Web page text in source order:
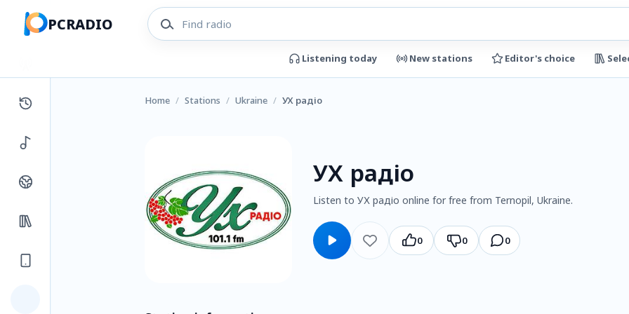
PCRADIO
Listening today New stations Editor's choice
Home / Stations / Ukraine / УХ радіо
УХ радіо
Listen to УХ радіо online for free from Ternopil, Ukraine.
0 0 0